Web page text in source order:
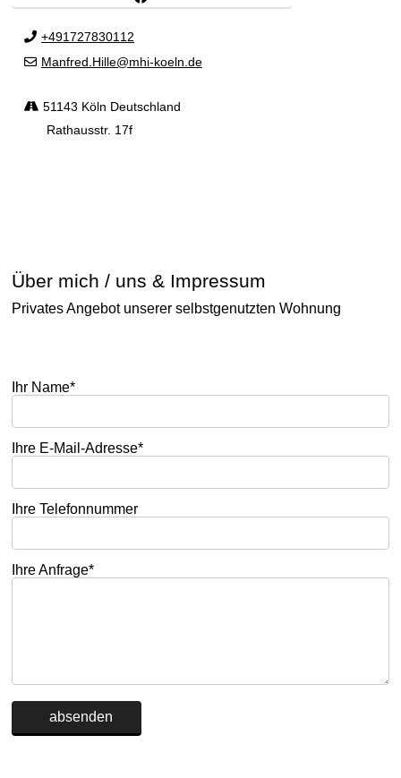
+491727830112
Manfred.Hille@mhi-koeln.de
51143 Köln Deutschland
Rathausstr. 17f
Über mich / uns & Impressum
Privates Angebot unserer selbstgenutzten Wohnung
Ihr Name*
Ihre E-Mail-Adresse*
Ihre Telefonnummer
Ihre Anfrage*